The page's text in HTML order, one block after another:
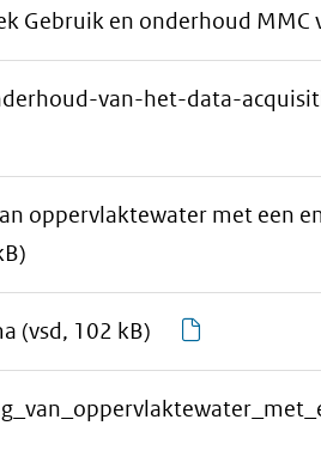
Gebruik en onderhoud MMC
van-het-data-
oppervlaktewater met een
download-
selectie
toevoegen
(vsd, 102 kB) aan
download-
selectie
rwsv-
913-